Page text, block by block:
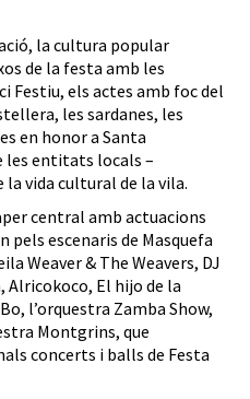
la cultura popular
de la festa amb les
Festiu, els actes amb foc del
les sardanes, les
en honor a Santa
les entitats locals –
vida cultural de la vila.
central amb actuacions
pels escenaris de Masquefa
Weaver & The Weavers, DJ
Alricokoco, El hijo de la
l’orquestra Zamba Show,
Montgrins, que
concerts i balls de Festa